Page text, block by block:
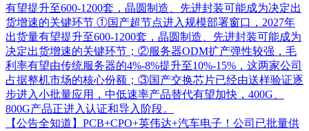
有望提升至600-1200套，晶圆制造、先进封装可能成为决定出
货增速的关键环节 ①国产超节点进入规模部署窗口，2027年
出货量有望提升至600-1200套，晶圆制造、先进封装可能成为
决定出货增速的关键环节；②服务器ODM扩产弹性较强，毛
利率有望由传统服务器的4%-8%提升至10%-15%，这两家公司
占据整机市场的核心份额；③国产交换芯片已经由送样验证逐
步进入小批量应用，中低速率产品替代有望加快，400G、
800G产品正进入认证和导入阶段。
【公告全知道】PCB+CPO+英伟达+汽车电子！公司已批量供